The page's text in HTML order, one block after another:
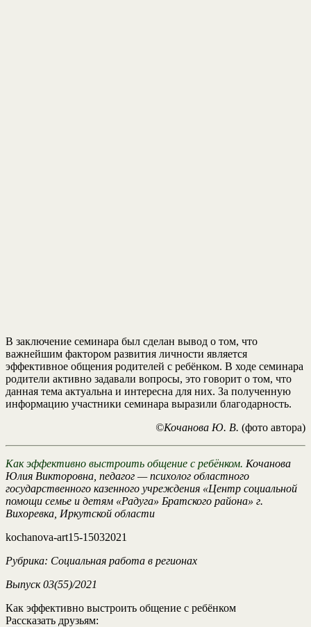
В заключение семинара был сделан вывод о том, что
важнейшим фактором развития личности является
эффективное общения родителей с ребёнком. В ходе семинара
родители активно задавали вопросы, это говорит о том, что
данная тема актуальна и интересна для них. За полученную
информацию участники семинара выразили благодарность.
©Кочанова Ю. В. (фото автора)
Как эффективно выстроить общение с ребёнком. Кочанова
Юлия Викторовна, педагог — психолог областного
государственного казенного учреждения «Центр социальной
помощи семье и детям «Радуга» Братского района» г.
Вихоревка, Иркутской области
kochanova-art15-15032021
Рубрика: Социальная работа в регионах
Выпуск 03(55)/2021
Как эффективно выстроить общение с ребёнком
Рассказать друзьям: